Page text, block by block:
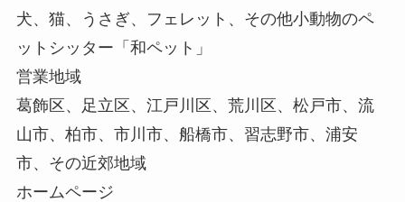
犬、猫、うさぎ、フェレット、その他小動物のペ
ットシッター「和ペット」
営業地域
葛飾区、足立区、江戸川区、荒川区、松戸市、流
山市、柏市、市川市、船橋市、習志野市、浦安
市、その近郊地域
ホームページ